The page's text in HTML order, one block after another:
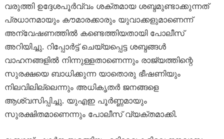
വരുത്തി ഉദ്ദേശപൂർവ്വം ശക്തമായ ശബ്ദമുണ്ടാക്കുന്നത്
പ്രധാനമായും കൗമാരക്കാരും യുവാക്കളുമാണെന്ന്
അന്വേഷണത്തിൽ കണ്ടെത്തിയതായി പോലീസ്
അറിയിച്ചു. റിപ്പോർട്ട് ചെയ്യപ്പെട്ട ശബ്ദങ്ങൾ
വാഹനങ്ങളിൽ നിന്നുള്ളതാണെന്നും രാജ്യത്തിന്റെ
സുരക്ഷയെ ബാധിക്കുന്ന യാതൊരു ഭീഷണിയും
നിലവിലില്ലെന്നും അധികൃതർ ജനങ്ങളെ
ആശ്വസിപ്പിച്ചു. യുഎഇ പൂർണ്ണമായും
സുരക്ഷിതമാണെന്നും പോലീസ് വ്യക്തമാക്കി.